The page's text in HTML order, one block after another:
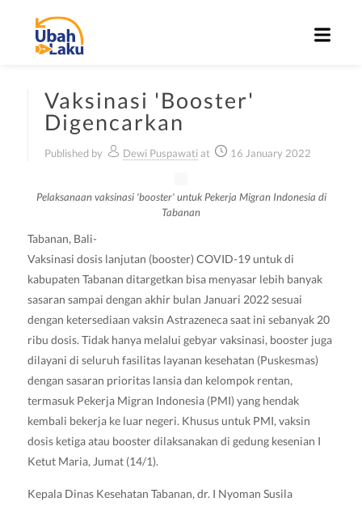
Vaksinasi 'Booster'
Digencarkan
Published by Dewi Puspawati at 16 January 2022
Pelaksanaan vaksinasi 'booster' untuk Pekerja Migran Indonesia di
Tabanan
Tabanan, Bali-
Vaksinasi dosis lanjutan (booster) COVID-19 untuk di
kabupaten Tabanan ditargetkan bisa menyasar lebih banyak
sasaran sampai dengan akhir bulan Januari 2022 sesuai
dengan ketersediaan vaksin Astrazeneca saat ini sebanyak 20
ribu dosis. Tidak hanya melalui gebyar vaksinasi, booster juga
dilayani di seluruh fasilitas layanan kesehatan (Puskesmas)
dengan sasaran prioritas lansia dan kelompok rentan,
termasuk Pekerja Migran Indonesia (PMI) yang hendak
kembali bekerja ke luar negeri. Khusus untuk PMI, vaksin
dosis ketiga atau booster dilaksanakan di gedung kesenian I
Ketut Maria, Jumat (14/1).
Kepala Dinas Kesehatan Tabanan, dr. I Nyoman Susila